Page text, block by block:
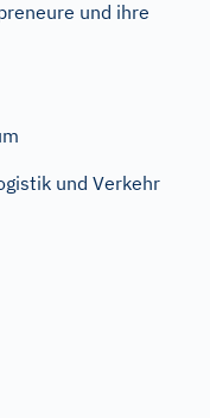
und ihre
und Verkehr